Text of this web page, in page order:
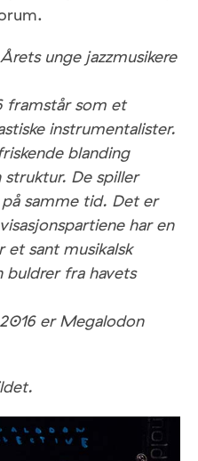
Årets unge jazzmusikere
framstår som et
instrumentalister.
blanding
De spiller
samme tid. Det er
har en
et sant musikalsk
buldrer fra havets
er Megalodon